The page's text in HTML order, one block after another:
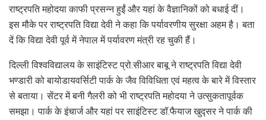
राष्ट्रपति महोदया काफी प्रसन्न हुईं और यहां के वैज्ञानिकों को बधाई दीं।
इस मौके पर राष्ट्रपति विद्या देवी ने कहा कि पर्यावरणीय सुरक्षा अहम है। बता
दें कि विद्या देवी पूर्व में नेपाल में पर्यावरण मंत्री रह चुकी हैं।
दिल्ली विश्वविद्यालय के साइंटिस्ट प्रो.सीआर बाबू ने राष्ट्रपति विद्या देवी
भण्डारी को बायोडायवर्सिटी पार्क के जैव विविधिता एवं महत्व के बारे में विस्तार
से बताया। सेंटर में बनी गैलरी को भी राष्ट्रपति महोदया ने उत्सुकतापूर्वक
समझा। पार्क के इंचार्ज और यहां पर साइंटिस्ट डॉ.फैयाज खुद्सर ने पार्क की